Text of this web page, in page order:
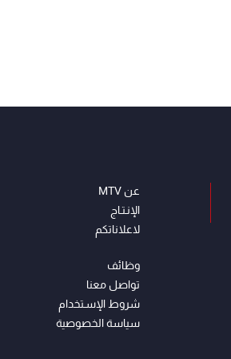
عن MTV
الإنـتـاج
لاعلاناتكم
وظائف
تواصل معنا
شروط الإسـتخدام
سياسة الخصوصية